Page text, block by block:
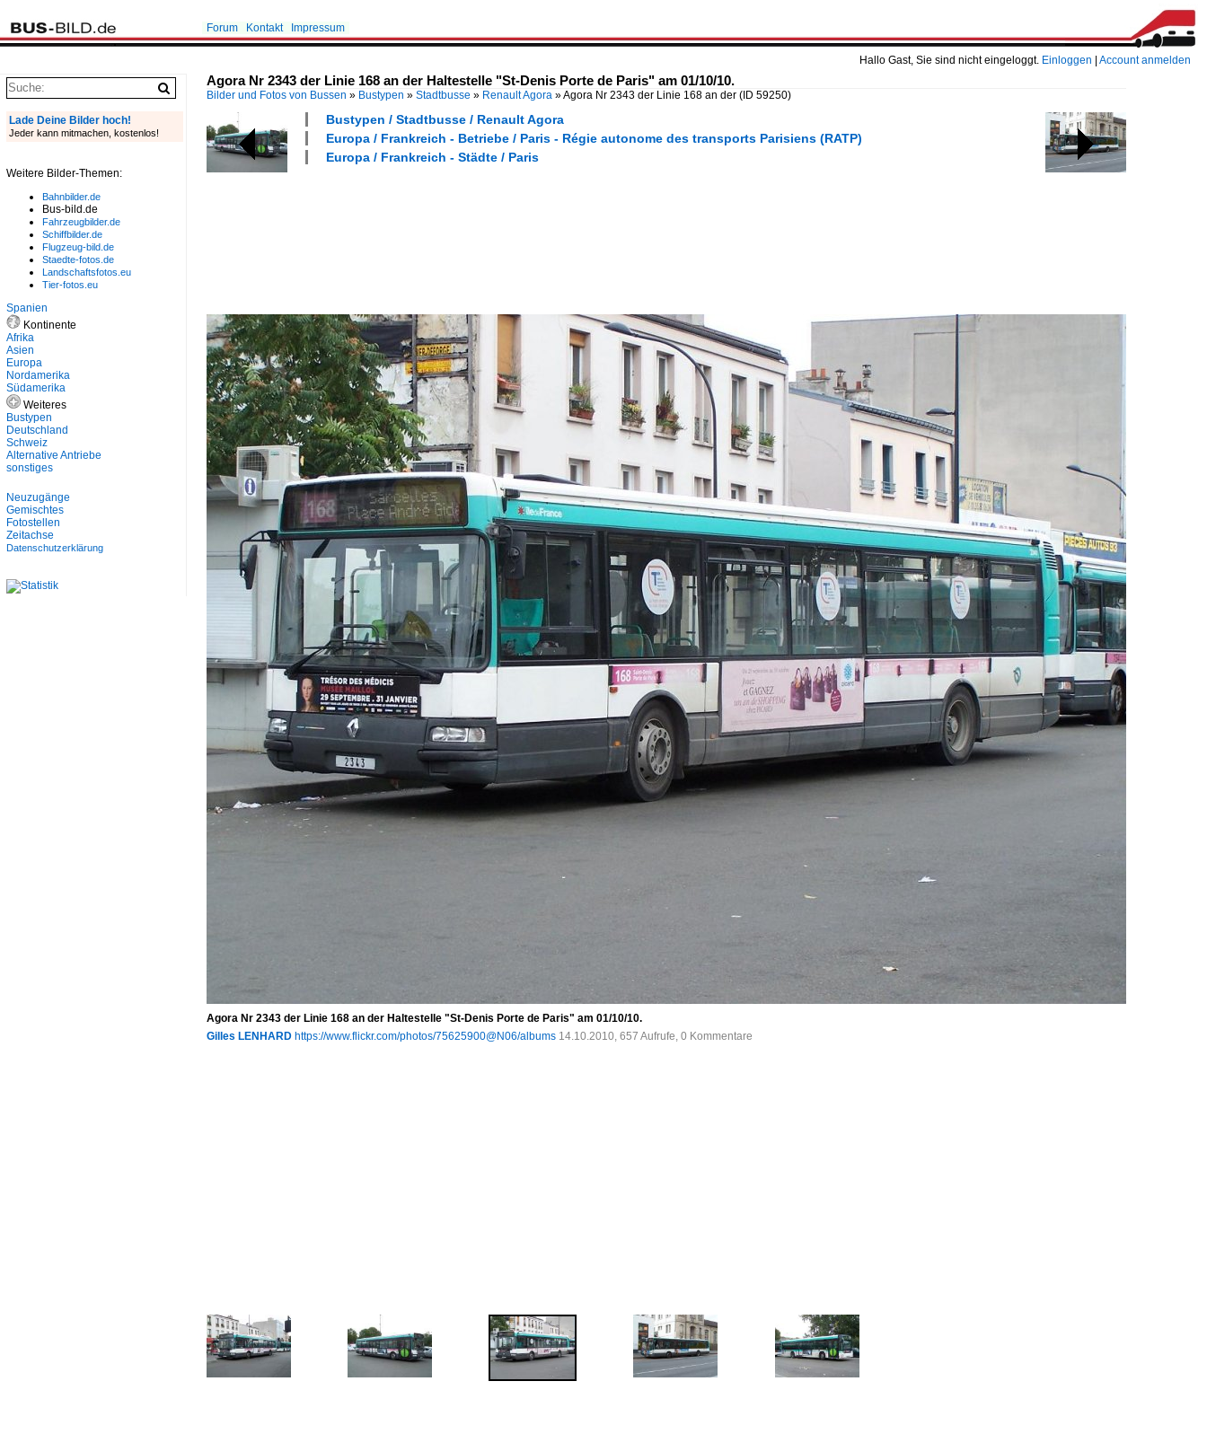
Hallo Gast, Sie sind nicht eingeloggt. Einloggen Account anmelden
Forum Kontakt Impressum
Agora Nr 2343 der Linie 168 an der Haltestelle "St-Denis Porte de Paris" am 01/10/10.
Bilder und Fotos von Bussen » Bustypen » Stadtbusse » Renault Agora »Agora Nr 2343 der Linie 168 an der (ID 59250)
Bustypen / Stadtbusse / Renault Agora
Europa / Frankreich - Betriebe / Paris - Régie autonome des transports Parisiens (RATP)
Europa / Frankreich - Städte / Paris
Agora Nr 2343 der Linie 168 an der Haltestelle "St-Denis Porte de Paris" am 01/10/10.
Gilles LENHARD https://www.flickr.com/photos/75625900@N06/albums 14.10.2010, 657 Aufrufe, 0 Kommentare
Lade Deine Bilder hoch!
Jeder kann mitmachen, kostenlos!
Weitere Bilder-Themen:
Bahnbilder.de
Bus-bild.de
Fahrzeugbilder.de
Schiffbilder.de
Flugzeug-bild.de
Staedte-fotos.de
Landschaftsfotos.eu
Tier-fotos.eu
Spanien
Kontinente
Afrika
Asien
Europa
Nordamerika
Südamerika
Weiteres
Bustypen
Deutschland
Schweiz
Alternative Antriebe
sonstiges
Neuzugänge
Gemischtes
Fotostellen
Zeitachse
Datenschutzerklärung